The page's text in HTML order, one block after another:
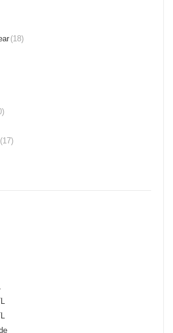
(18)
(17)